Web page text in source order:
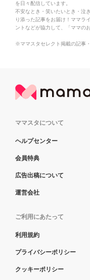
を日々配信しています。
不安なとき・笑いたいとき・泣
り添った記事をお届け！ママラ
ントなどが協力して、「ママの
※ママスタセレクト掲載の記事
ママスタについて
ヘルプセンター
会員特典
広告出稿について
運営会社
ご利用にあたって
利用規約
プライバシーポリシー
クッキーポリシー